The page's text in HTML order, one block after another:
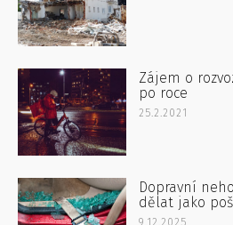
Zájem o
po roce
25.2.2021
Dopravní
dělat jako